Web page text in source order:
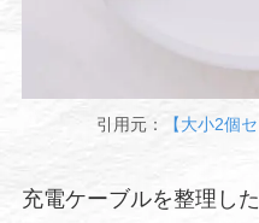
引用元： 【大小2個
充電ケーブルを整理し